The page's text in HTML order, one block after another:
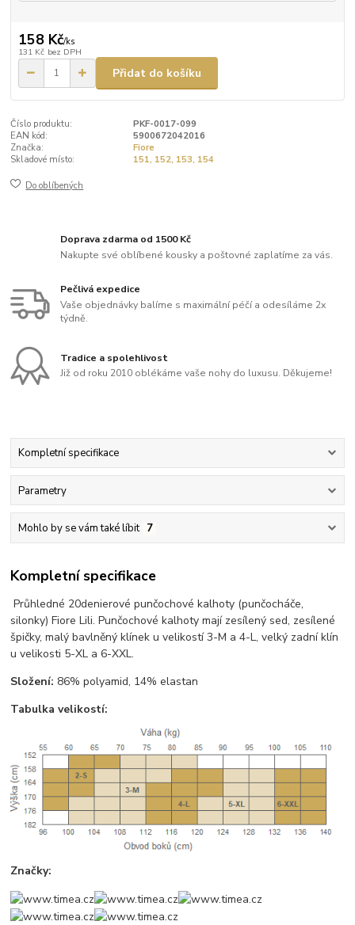
158 Kč/ks
131 Kč bez DPH
Přidat do košíku
Číslo produktu:
PKF-0017-099
EAN kód:
5900672042016
Značka:
Fiore
Skladové místo:
151, 152, 153, 154
Do oblíbených
Doprava zdarma od 1500 Kč
Nakupte své oblíbené kousky a poštovné zaplatíme za vás.
Pečlivá expedice
Vaše objednávky balíme s maximální péčí a odesíláme 2x
týdně.
Tradice a spolehlivost
Již od roku 2010 oblékáme vaše nohy do luxusu. Děkujeme!
Kompletní specifikace
Parametry
Mohlo by se vám také líbit 7
Kompletní specifikace
Průhledné 20denierové punčochové kalhoty (punčocháče,
silonky) Fiore Lili. Punčochové kalhoty mají zesílený sed, zesílené
špičky, malý bavlněný klínek u velikostí 3-M a 4-L, velký zadní klín
u velikosti 5-XL a 6-XXL.
Složení: 86% polyamid, 14% elastan
Tabulka velikostí:
Značky: